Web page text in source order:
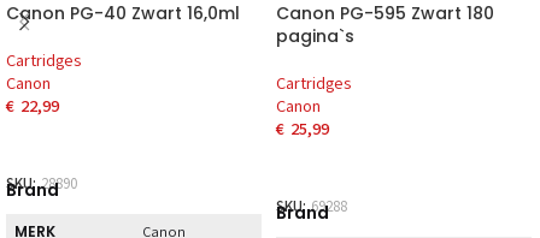
Canon PG-40 Zwart 16,0ml
Cartridges
Canon
€ 22,99
SKU:28890
Brand
MERK Canon
Canon PG-595 Zwart 180
pagina`s
Cartridges
Canon
€ 25,99
SKU:69288
Brand